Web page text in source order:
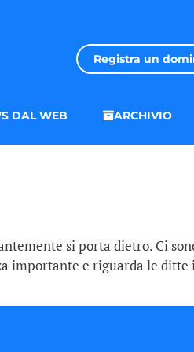
Registra un
DAL WEB ARCHIVIO
si porta dietro. Ci
importante e riguarda le